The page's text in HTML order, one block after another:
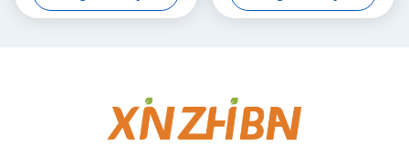
de sellado de borde
marcas de casas de lujo